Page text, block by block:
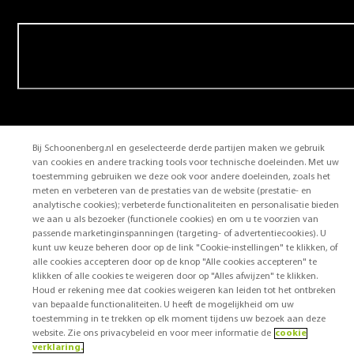
Copyright © 2026 Sonova. All Rights Reserved.
Algemene voorwaarden
Privacyverklaring
Disclaimer
Cookie-privacyverklaring
Cookievoorkeuren
Bij Schoonenberg.nl en geselecteerde derde partijen maken we gebruik
van cookies en andere tracking tools voor technische doeleinden. Met uw
toestemming gebruiken we deze ook voor andere doeleinden, zoals het
meten en verbeteren van de prestaties van de website (prestatie- en
analytische cookies); verbeterde functionaliteiten en personalisatie bieden
we aan u als bezoeker (functionele cookies) en om u te voorzien van
passende marketinginspanningen (targeting- of advertentiecookies). U
kunt uw keuze beheren door op de link "Cookie-instellingen" te klikken, of
alle cookies accepteren door op de knop "Alle cookies accepteren" te
klikken of alle cookies te weigeren door op "Alles afwijzen" te klikken.
Houd er rekening mee dat cookies weigeren kan leiden tot het ontbreken
van bepaalde functionaliteiten. U heeft de mogelijkheid om uw
toestemming in te trekken op elk moment tijdens uw bezoek aan deze
website. Zie ons privacybeleid en voor meer informatie de cookie
verklaring.